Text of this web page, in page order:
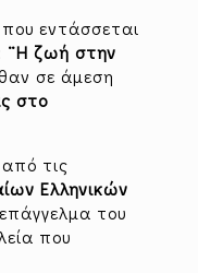
που εντάσσεται
¨Η ζωή στην
σε άμεση
στο
τις
Ελληνικών
του
που